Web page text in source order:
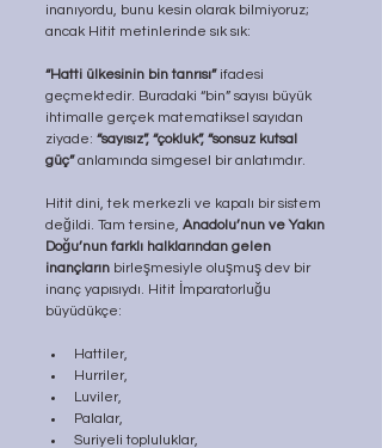
inanıyordu, bunu kesin olarak bilmiyoruz;
ancak Hitit metinlerinde sık sık:
“Hatti ülkesinin bin tanrısı” ifadesi
geçmektedir. Buradaki “bin” sayısı büyük
ihtimalle gerçek matematiksel sayıdan
ziyade: “sayısız”, “çokluk”, “sonsuz kutsal
güç” anlamında simgesel bir anlatımdır.
Hitit dini, tek merkezli ve kapalı bir sistem
değildi. Tam tersine, Anadolu’nun ve Yakın
Doğu’nun farklı halklarından gelen
inançların birleşmesiyle oluşmuş dev bir
inanç yapısıydı. Hitit İmparatorluğu
büyüdükçe:
Hattiler,
Hurriler,
Luviler,
Palalar,
Suriyeli topluluklar,